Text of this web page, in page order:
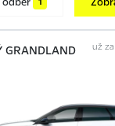
1
GRANDLAND už za